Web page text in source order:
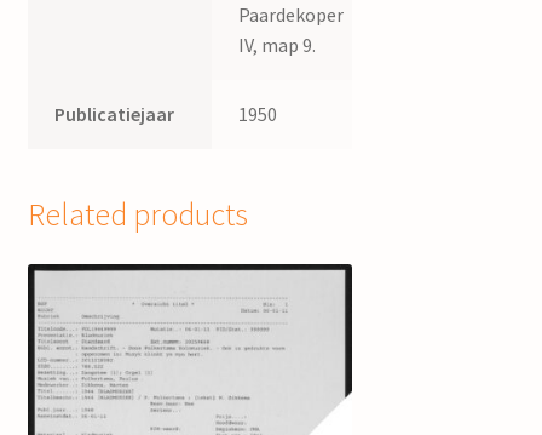
Paardekoper
IV, map 9.
Publicatiejaar 1950
Related products